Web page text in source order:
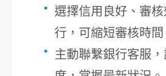
選擇信用良好、審
行，可縮短審核時間
主動聯繫銀行客服